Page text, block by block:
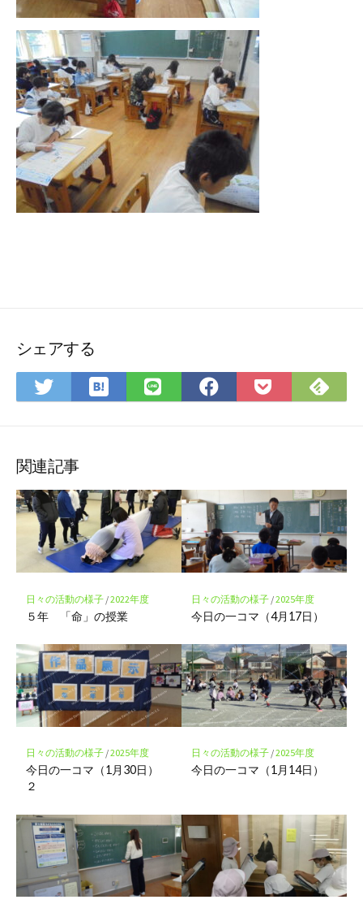
シェアする
Twitter
で
ア
は
て
ク
マ
ー
ク
に
保
存
LINE
で
Facebook
で
Pocket
に
で
関連記事
日々の活動の様子/2022年度
５年 「命」の授業
日々の活動の様子/2025年度
今日の一コマ（4月17日）
日々の活動の様子/2025年度
今日の一コマ（1月30日）
２
日々の活動の様子/2025年度
今日の一コマ（1月14日）